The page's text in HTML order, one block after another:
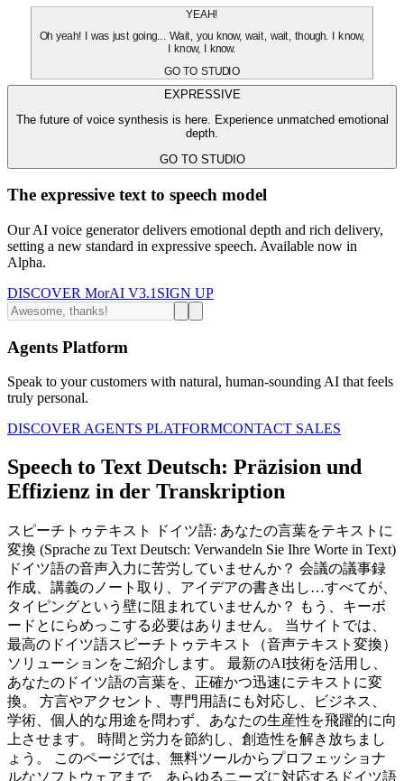
YEAH!
Oh yeah! I was just going... Wait, you know, wait, wait, though. I know,
I know, I know.
GO TO STUDIO
EXPRESSIVE
The future of voice synthesis is here. Experience unmatched emotional
depth.
GO TO STUDIO
The expressive text to speech model
Our AI voice generator delivers emotional depth and rich delivery,
setting a new standard in expressive speech. Available now in
Alpha.
DISCOVER MorAI V3.1 SIGN UP
Agents Platform
Speak to your customers with natural, human-sounding AI that feels
truly personal.
DISCOVER AGENTS PLATFORMCONTACT SALES
Speech to Text Deutsch: Präzision und
Effizienz in der Transkription
スピーチトゥテキスト ドイツ語: あなたの言葉をテキストに
変換 (Sprache zu Text Deutsch: Verwandeln Sie Ihre Worte in Text)
ドイツ語の音声入力に苦労していませんか？ 会議の議事録
作成、講義のノート取り、アイデアの書き出し…すべてが、
タイピングという壁に阻まれていませんか？ もう、キーボ
ードとにらめっこする必要はありません。 当サイトでは、
最高のドイツ語スピーチトゥテキスト（音声テキスト変換）
ソリューションをご紹介します。 最新のAI技術を活用し、
あなたのドイツ語の言葉を、正確かつ迅速にテキストに変
換。 方言やアクセント、専門用語にも対応し、ビジネス、
学術、個人的な用途を問わず、あなたの生産性を飛躍的に向
上させます。 時間と労力を節約し、創造性を解き放ちまし
ょう。 このページでは、無料ツールからプロフェッショナ
ルなソフトウェアまで、あらゆるニーズに対応するドイツ語